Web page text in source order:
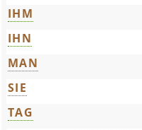
IHM
IHN
MAN
SIE
TAG